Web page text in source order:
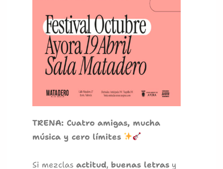
TRENA: Cuatro amigas, mucha
música y cero límites
Si mezclas actitud, buenas letras y